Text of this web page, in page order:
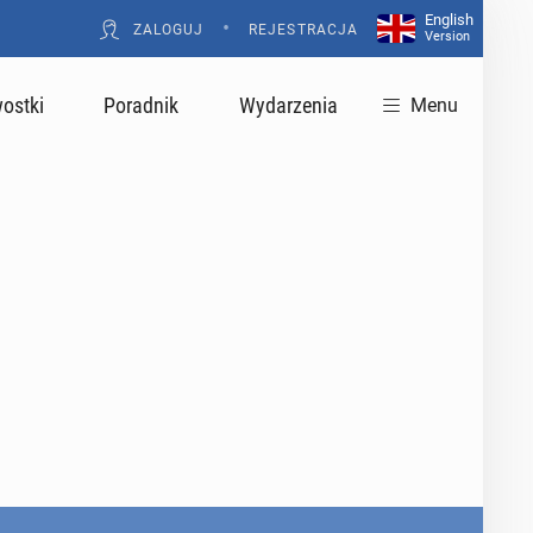
ZALOGUJ • REJESTRACJA
English
Version
Poradnik Wydarzenia Menu